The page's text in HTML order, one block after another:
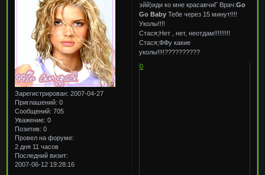
Зарегистрирован: 2007-04-27
Приглашений: 0
Сообщений: 705
Уважение: 0
Позитив: 0
Провел на форуме:
2 дня 11 часов
Последний визит:
2007-06-12 19:28:16
эйй)иди ко мне красавчиГ Врач:Go
Go Baby Тебе через 15 минут!!!!
Уколы!!!!
Стася;Нет , нет, неотдам!!!!!!!!!
Стася;ФФу какие
уколы!!!!??????????
0